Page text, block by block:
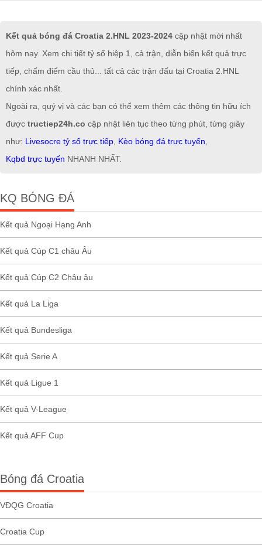
Kết quả bóng đá Croatia 2.HNL 2023-2024 cập nhật mới nhất
hôm nay. Xem chi tiết tỷ số hiệp 1, cả trận, diễn biến kết quả trực
tiếp, chấm điểm cầu thủ... tất cả các trận đấu tại Croatia 2.HNL
chính xác nhất.
Ngoài ra, quý vị và các bạn có thể xem thêm các thông tin hữu ích
được tructiep24h.co cập nhật liên tục theo từng phút, từng giây
như: Livesocre tỷ số trực tiếp Kèo bóng đá trực tuyến
Kqbd trực tuyến NHANH NHẤT.
KQ BÓNG ĐÁ
Kết quả Ngoại Hạng Anh
Kết quả Cúp C1 châu Âu
Kết quả Cúp C2 Châu âu
Kết quả La Liga
Kết quả Bundesliga
Kết quả Serie A
Kết quả Ligue 1
Kết quả V-League
Kết quả AFF Cup
Bóng đá Croatia
VĐQG Croatia
Croatia Cup